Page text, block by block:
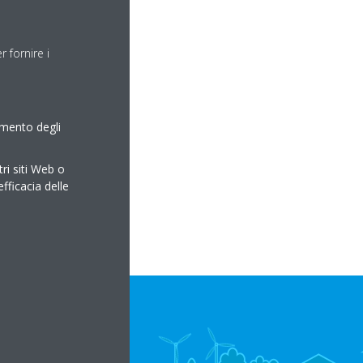
fornire i
degli
siti Web o
delle